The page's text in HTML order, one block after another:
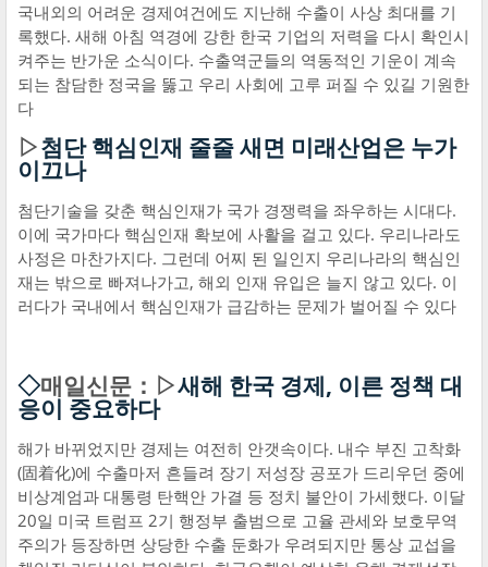
국내외의 어려운 경제여건에도 지난해 수출이 사상 최대를 기
록했다. 새해 아침 역경에 강한 한국 기업의 저력을 다시 확인시
켜주는 반가운 소식이다. 수출역군들의 역동적인 기운이 계속
되는 참담한 정국을 뚫고 우리 사회에 고루 퍼질 수 있길 기원한
다
▷첨단 핵심인재 줄줄 새면 미래산업은 누가
이끄나
첨단기술을 갖춘 핵심인재가 국가 경쟁력을 좌우하는 시대다.
이에 국가마다 핵심인재 확보에 사활을 걸고 있다. 우리나라도
사정은 마찬가지다. 그런데 어찌 된 일인지 우리나라의 핵심인
재는 밖으로 빠져나가고, 해외 인재 유입은 늘지 않고 있다. 이
러다가 국내에서 핵심인재가 급감하는 문제가 벌어질 수 있다
◇매일신문：▷새해 한국 경제, 이른 정책 대
응이 중요하다
해가 바뀌었지만 경제는 여전히 안갯속이다. 내수 부진 고착화
(固着化)에 수출마저 흔들려 장기 저성장 공포가 드리우던 중에
비상계엄과 대통령 탄핵안 가결 등 정치 불안이 가세했다. 이달
20일 미국 트럼프 2기 행정부 출범으로 고율 관세와 보호무역
주의가 등장하면 상당한 수출 둔화가 우려되지만 통상 교섭을